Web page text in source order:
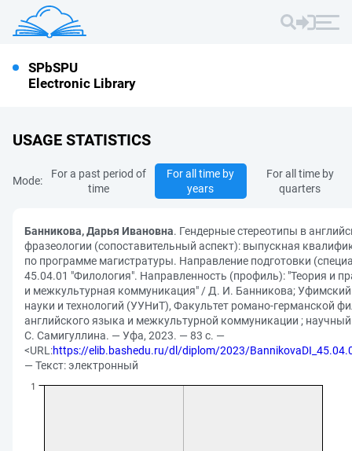
SPbSPU
Electronic Library
USAGE STATISTICS
Mode:
For a past period of
time
For all time by
years
For all time by
quarters
Банникова, Дарья Ивановна. Гендерные стереотипы в
фразеологии (сопоставительный аспект): выпускная
по программе магистратуры. Направление подготовки
45.04.01 "Филология". Направленность (профиль): "Теория и
и межкультурная коммуникация" / Д. И. Банникова; Уфимский
науки и технологий (УУНиТ), Факультет романо-германской
английского языка и межкультурной коммуникации ;
С. Самигуллина. — Уфа, 2023. — 83 с. —
<URL:https://elib.bashedu.ru/dl/diplom/2023/
— Текст: электронный